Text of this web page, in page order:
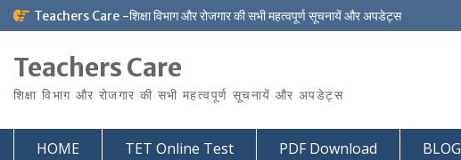
Skip
to
Teachers Care -शिक्षा विभाग और रोजगार की सभी महत्वपूर्ण सूचनायें और अपडेट्स
Teachers Care
शिक्षा विभाग और रोजगार की सभी महत्वपूर्ण सूचनायें और अपडेट्स
HOME TET Online Test PDF Download BLOG